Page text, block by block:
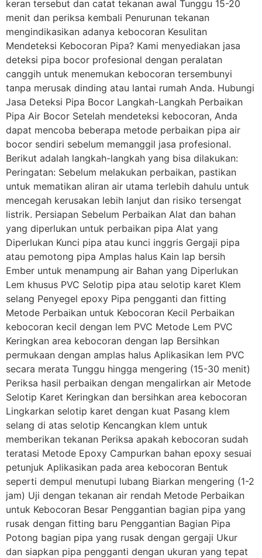
keran tersebut dan catat tekanan awal Tunggu 15-20
menit dan periksa kembali Penurunan tekanan
mengindikasikan adanya kebocoran Kesulitan
Mendeteksi Kebocoran Pipa? Kami menyediakan jasa
deteksi pipa bocor profesional dengan peralatan
canggih untuk menemukan kebocoran tersembunyi
tanpa merusak dinding atau lantai rumah Anda. Hubungi
Jasa Deteksi Pipa Bocor Langkah-Langkah Perbaikan
Pipa Air Bocor Setelah mendeteksi kebocoran, Anda
dapat mencoba beberapa metode perbaikan pipa air
bocor sendiri sebelum memanggil jasa profesional.
Berikut adalah langkah-langkah yang bisa dilakukan:
Peringatan: Sebelum melakukan perbaikan, pastikan
untuk mematikan aliran air utama terlebih dahulu untuk
mencegah kerusakan lebih lanjut dan risiko tersengat
listrik. Persiapan Sebelum Perbaikan Alat dan bahan
yang diperlukan untuk perbaikan pipa Alat yang
Diperlukan Kunci pipa atau kunci inggris Gergaji pipa
atau pemotong pipa Amplas halus Kain lap bersih
Ember untuk menampung air Bahan yang Diperlukan
Lem khusus PVC Selotip pipa atau selotip karet Klem
selang Penyegel epoxy Pipa pengganti dan fitting
Metode Perbaikan untuk Kebocoran Kecil Perbaikan
kebocoran kecil dengan lem PVC Metode Lem PVC
Keringkan area kebocoran dengan lap Bersihkan
permukaan dengan amplas halus Aplikasikan lem PVC
secara merata Tunggu hingga mengering (15-30 menit)
Periksa hasil perbaikan dengan mengalirkan air Metode
Selotip Karet Keringkan dan bersihkan area kebocoran
Lingkarkan selotip karet dengan kuat Pasang klem
selang di atas selotip Kencangkan klem untuk
memberikan tekanan Periksa apakah kebocoran sudah
teratasi Metode Epoxy Campurkan bahan epoxy sesuai
petunjuk Aplikasikan pada area kebocoran Bentuk
seperti dempul menutupi lubang Biarkan mengering (1-2
jam) Uji dengan tekanan air rendah Metode Perbaikan
untuk Kebocoran Besar Penggantian bagian pipa yang
rusak dengan fitting baru Penggantian Bagian Pipa
Potong bagian pipa yang rusak dengan gergaji Ukur
dan siapkan pipa pengganti dengan ukuran yang tepat